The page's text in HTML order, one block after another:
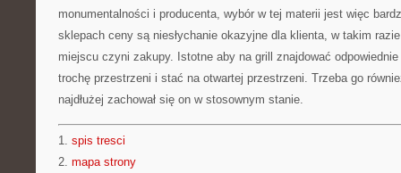
monumentalności i producenta, wybór w tej materii jest więc
sklepach ceny są niesłychanie okazyjne dla klienta, w takim
miejscu czyni zakupy. Istotne aby na grill znajdować
trochę przestrzeni i stać na otwartej przestrzeni. Trzeba go
najdłużej zachował się on w stosownym stanie.
1. spis tresci
2. mapa strony